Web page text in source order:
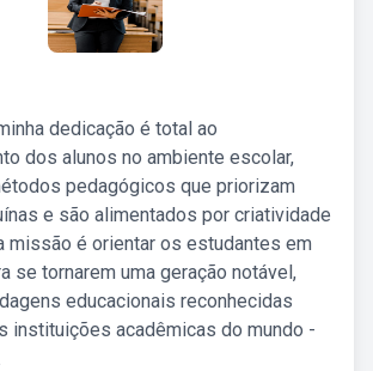
dedicação é total ao
dos alunos no ambiente escolar,
pedagógicos que priorizam
e são alimentados por criatividade
missão é orientar os estudantes em
se tornarem uma geração notável,
educacionais reconhecidas
instituições acadêmicas do mundo -